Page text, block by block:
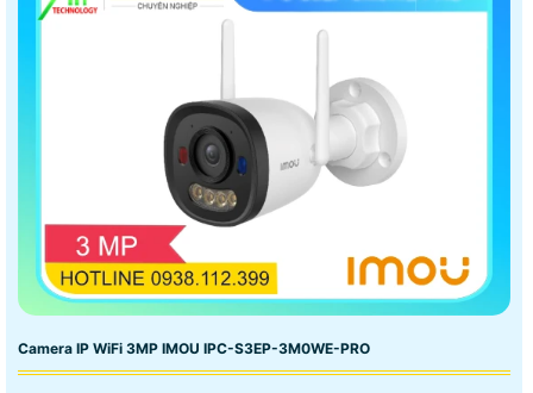
Camera IP WiFi 3MP IMOU IPC-S3EP-3M0WE-PRO